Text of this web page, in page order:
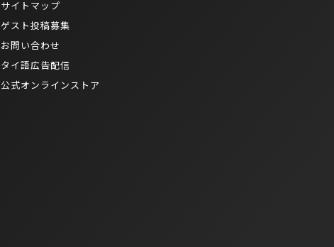
サイトマップ
ゲスト投稿募集
お問い合わせ
タイ語広告配信
公式オンラインストア